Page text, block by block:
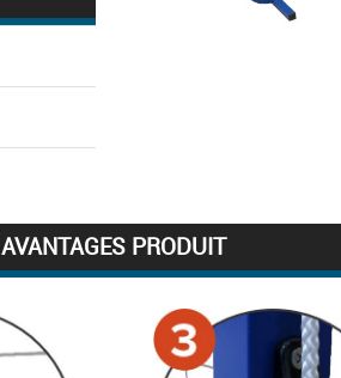
AVANTAGES PRODUIT